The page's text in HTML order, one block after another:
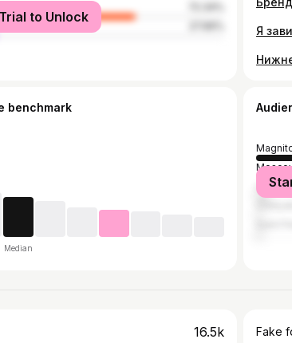
to Unlock
Я
benchmark
Median
Ufa
16.5k Fake